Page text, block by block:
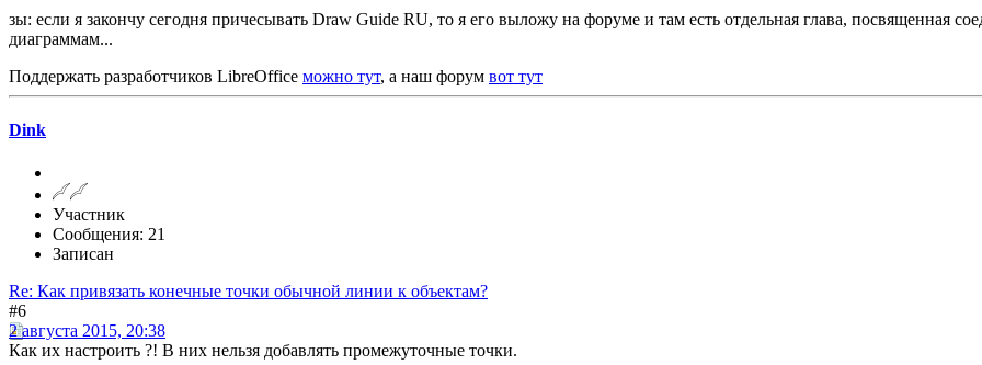
зы: если я закончу сегодня причесывать Draw Guide RU, то я его выложу на форуме и там есть отдельная глава, посвященная
диаграммам...
Поддержать разработчиков LibreOffice можно тут, а наш форум вот тут
Dink
Участник
Сообщения: 21
Записан
Re: Как привязать конечные точки обычной линии к объектам?
#6
2 августа 2015, 20:38
Как их настроить ?! В них нельзя добавлять промежуточные точки.